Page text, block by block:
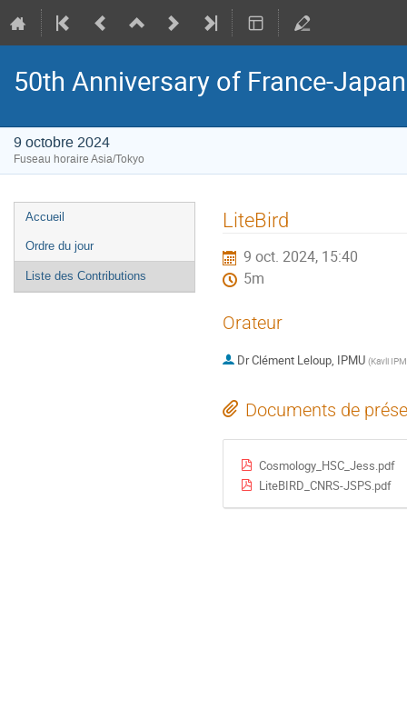
50th Anniversary of France-
9 octobre 2024
Fuseau horaire Asia/Tokyo
Menu
de
l'événement
Accueil
Ordre du jour
Liste des Contributions
LiteBird
9 oct. 2024, 15:40
5m
Orateur
DrClément Leloup, IPMU (Kavli
Documents de
Cosmology_HSC_Jess.pdf
LiteBIRD_CNRS-JSPS.pdf